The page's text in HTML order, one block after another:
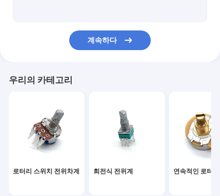
자동화된 전위차계
전자 기타 포트
트리머 포텐셔미터
Electric Slide는 전환합니다
계속하다
우리의 카테고리
로터리 스위치 전위차계 회전식 전위계 연속적인 로터